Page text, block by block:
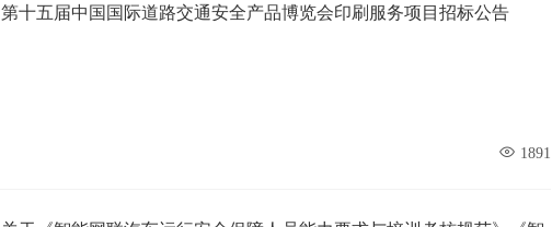
第十五届中国国际道路交通安全产品博览会印刷服务项目招标公告
1891